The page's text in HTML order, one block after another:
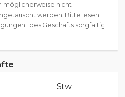
möglicherweise nicht
werden. Bitte lesen
des Geschäfts sorgfältig
Stw